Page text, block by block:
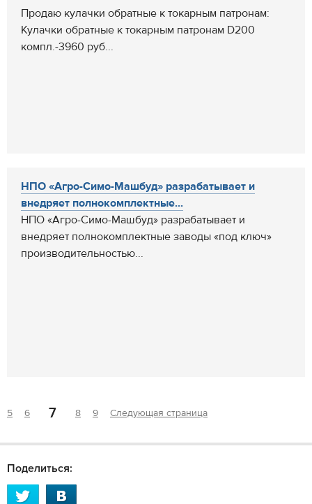
Продаю кулачки обратные к токарным патронам:
Кулачки обратные к токарным патронам D200
компл.-3960 руб...
НПО «Агро-Симо-Машбуд» разрабатывает и
внедряет полнокомплектные...
НПО «Агро-Симо-Машбуд» разрабатывает и
внедряет полнокомплектные заводы «под ключ»
производительностью...
5 6 7 8 9 Следующая страница
Поделиться: